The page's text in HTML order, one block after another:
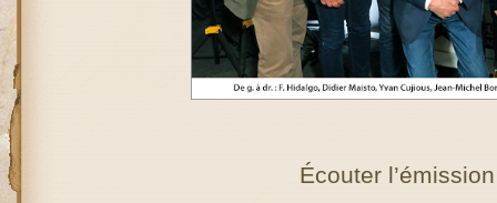
Écouter